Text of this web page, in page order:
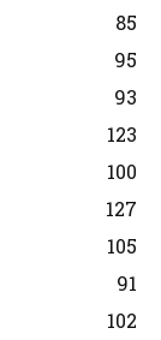
85
95
93
123
100
127
105
91
102